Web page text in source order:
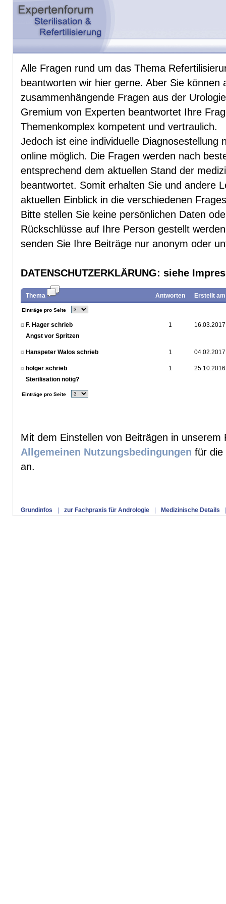
Alle Fragen rund um das Thema
beantworten wir hier gerne. Aber Sie können
zusammenhängende Fragen aus der
Gremium von Experten beantwortet Ihre
Themenkomplex kompetent und vertraulich.
Jedoch ist eine individuelle Diagnosestellung
online möglich. Die Fragen werden nach
entsprechend dem aktuellen Stand der
beantwortet. Somit erhalten Sie und andere
aktuellen Einblick in die verschiedenen
Bitte stellen Sie keine persönlichen Daten
Rückschlüsse auf Ihre Person gestellt
senden Sie Ihre Beiträge nur anonym oder
DATENSCHUTZERKLÄRUNG: siehe
Thema Antworten Erstellt am
Einträge pro Seite
F. Hager schrieb
Angst vor Spritzen
1
Hanspeter Walos schrieb 1
holger schrieb
Sterilisation nötig?
1
Einträge pro Seite
Mit dem Einstellen von Beiträgen in
Allgemeinen Nutzungsbedingungen für die
an.
Grundinfos zur Fachpraxis für Andrologie Medizinische Details